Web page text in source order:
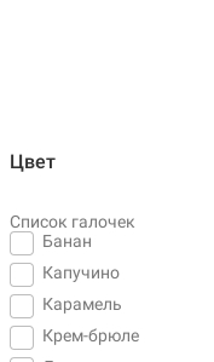
Цвет
Список галочек
Банан
Капучино
Карамель
Крем-брюле